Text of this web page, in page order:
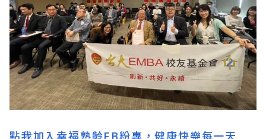
點我加入幸福熟齡FB粉專，健康快樂每一天